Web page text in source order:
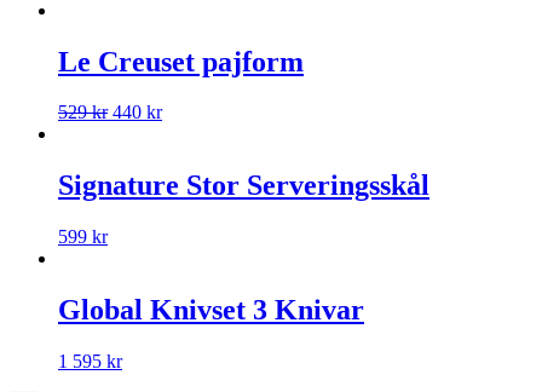
Le Creuset pajform
529kr 440 kr
Signature Stor Serveringsskål
599 kr
Global Knivset 3 Knivar
1 595 kr